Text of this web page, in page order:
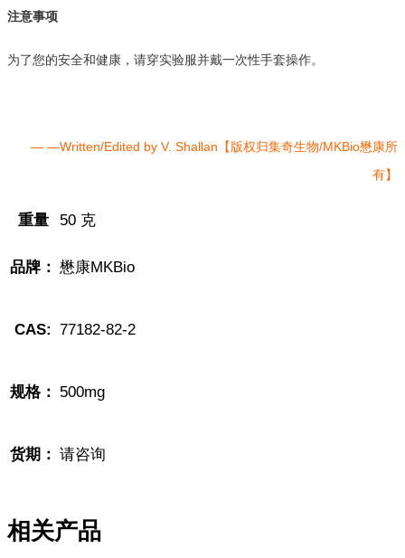
注意事项
为了您的安全和健康，请穿实验服并戴一次性手套操作。
— —Written/Edited by V. Shallan【版权归集奇生物/MKBio懋康所
有】
重量 50 克
品牌： 懋康MKBio
CAS: 77182-82-2
规格： 500mg
货期： 请咨询
相关产品